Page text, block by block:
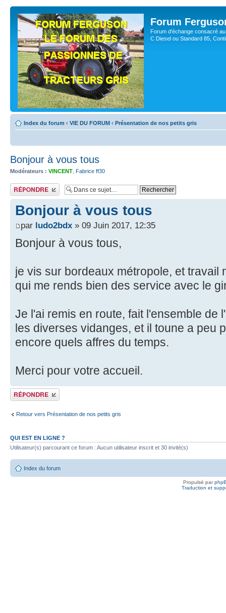
Forum
Forum d'échange consacré
C Diesel ou Standard 85,
Index du forum ‹ VIE DU FORUM ‹ Présentation de nos petits gris
Bonjour à vous tous
Modérateurs : VINCENT Fabrice ff30
Publier une réponse
Bonjour à vous tous
par ludo2bdx » 09 Juin 2017, 12:35
Bonjour à vous tous,
je vis sur bordeaux métropole, et travail
qui me rends bien des service avec le
Je l'ai remis en route, fait l'ensemble de
les diverses vidanges, et il toune a peu
encore quels affres du temps.
Merci pour votre accueil.
Publier une réponse
Retour vers Présentation de nos petits gris
QUI EST EN LIGNE ?
Utilisateur(s) parcourant ce forum : Aucun utilisateur inscrit et 30 invité(s)
Index du forum
Propulsé par
Traduction et